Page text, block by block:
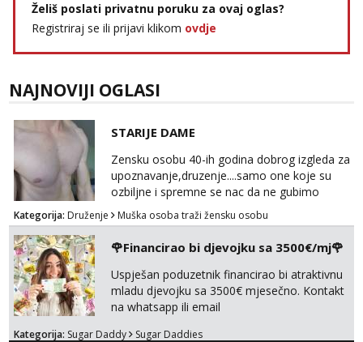
Želiš poslati privatnu poruku za ovaj oglas?
Registriraj se ili prijavi klikom ovdje
NAJNOVIJI OGLASI
STARIJE DAME
Zensku osobu 40-ih godina dobrog izgleda za
upoznavanje,druzenje....samo one koje su
ozbiljne i spremne se nac da ne gubimo
vrijeme!
Kategorija: Druženje Muška osoba traži žensku osobu
🌹Financirao bi djevojku sa 3500€/mj🌹
Uspješan poduzetnik financirao bi atraktivnu
mladu djevojku sa 3500€ mjesečno. Kontakt
na whatsapp ili email
Kategorija: Sugar Daddy Sugar Daddies